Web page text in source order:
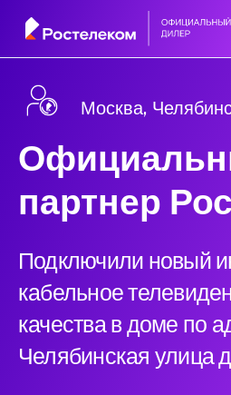
Москва,
партнер
Подключили новый
кабельное
качества в доме по
Челябинская улица